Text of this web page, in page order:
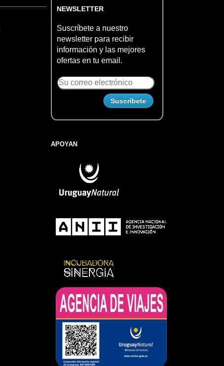
NEWSLETTER
Suscríbete a nuestro
newsletter para recibir
información y las mejores
ofertas en tu email.
APOYAN